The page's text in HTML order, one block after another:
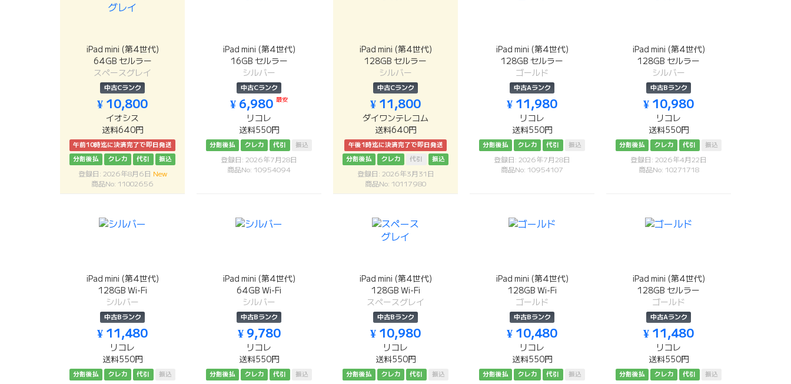
iPad mini (第4世代)
64GB セルラー
スペースグレイ
中古Cランク
¥ 10,800
イオシス
送料640円
午前10時迄に決済完了で即日発送
分割後払
クレカ 代引 振込
登録日: 2026年8月6日 New
商品No: 11002656
iPad mini (第4世代)
16GB セルラー
シルバー
中古Cランク
¥ 6,980 最安
リコレ
送料550円
分割後払 クレカ 代引 振込
登録日: 2026年7月28日
商品No: 10954094
iPad mini (第4世代)
128GB セルラー
シルバー
中古Cランク
¥ 11,800
ダイワンテレコム
送料640円
午後1時迄に決済完了で即日発送
分割後払
クレカ 代引 振込
登録日: 2026年3月31日
商品No: 10117980
iPad mini (第4世代)
128GB セルラー
ゴールド
中古Aランク
¥ 11,980
リコレ
送料550円
分割後払 クレカ 代引 振込
登録日: 2026年7月28日
商品No: 10954107
iPad mini (第4世代)
128GB セルラー
シルバー
中古Bランク
¥ 10,980
リコレ
送料550円
分割後払 クレカ 代引 振込
登録日: 2026年4月22日
商品No: 10271718
iPad mini (第4世代)
128GB Wi-Fi
シルバー
中古Bランク
¥ 11,480
リコレ
送料550円
分割後払 クレカ 代引 振込
iPad mini (第4世代)
64GB Wi-Fi
シルバー
中古Bランク
¥ 9,780
リコレ
送料550円
分割後払 クレカ 代引 振込
iPad mini (第4世代)
128GB Wi-Fi
スペースグレイ
中古Bランク
¥ 10,980
リコレ
送料550円
分割後払 クレカ 代引 振込
iPad mini (第4世代)
128GB Wi-Fi
ゴールド
中古Bランク
¥ 10,480
リコレ
送料550円
分割後払 クレカ 代引 振込
iPad mini (第4世代)
128GB セルラー
ゴールド
中古Aランク
¥ 11,480
リコレ
送料550円
分割後払 クレカ 代引 振込